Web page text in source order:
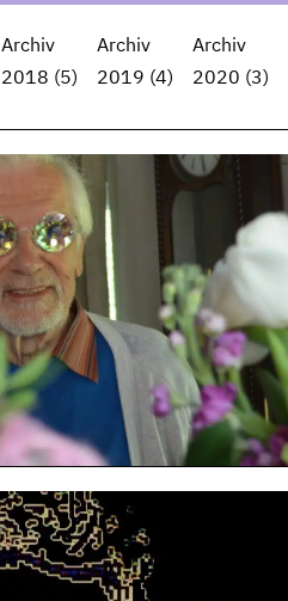
Archiv
2018 (5)
Archiv
2019 (4)
Archiv
2020 (3)